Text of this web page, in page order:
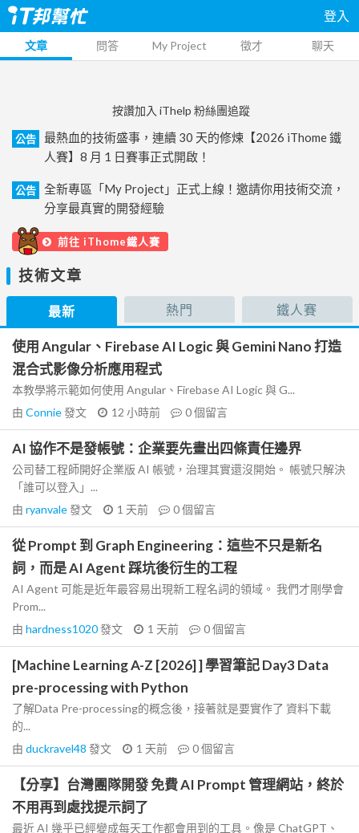
登入
文章 問答 My Project 徵才 聊天
按讚加入 iThelp 粉絲團追蹤
公告
最熱血的技術盛事，連續 30 天的修煉【2026 iThome 鐵
人賽】8 月 1 日賽事正式開啟！
公告
全新專區「My Project」正式上線！邀請你用技術交流，
分享最真實的開發經驗
前往 iThome鐵人賽
技術文章
最新 熱門 鐵人賽
使用 Angular、Firebase AI Logic 與 Gemini Nano 打造
混合式影像分析應用程式
本教學將示範如何使用 Angular、Firebase AI Logic 與 G...
由 Connie發文 12 小時前 0個留言
AI 協作不是發帳號：企業要先畫出四條責任邊界
公司替工程師開好企業版 AI 帳號，治理其實還沒開始。 帳號只解決
「誰可以登入」...
由 ryanvale發文 1 天前 0個留言
從 Prompt 到 Graph Engineering：這些不只是新名
詞，而是 AI Agent 踩坑後衍生的工程
AI Agent 可能是近年最容易出現新工程名詞的領域。 我們才剛學會
Prom...
由 hardness1020發文 1 天前 0個留言
[Machine Learning A-Z [2026] ] 學習筆記 Day3 Data
pre-processing with Python
了解Data Pre-processing的概念後，接著就是要實作了 資料下載
的...
由 duckravel48 發文 1 天前 0個留言
【分享】台灣團隊開發 免費 AI Prompt 管理網站，終於
不用再到處找提示詞了
最近 AI 幾乎已經變成每天工作都會用到的工具。像是 ChatGPT、